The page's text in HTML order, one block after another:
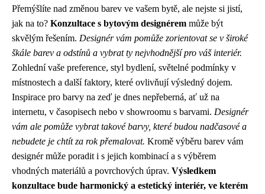
Přemýšlíte nad změnou barev ve vašem bytě, ale nejste si jistí,
jak na to? Konzultace s bytovým designérem může být
skvělým řešením. Designér vám pomůže zorientovat se v široké
škále barev a odstínů a vybrat ty nejvhodnější pro váš interiér.
Zohlední vaše preference, styl bydlení, světelné podmínky v
místnostech a další faktory, které ovlivňují výsledný dojem.
Inspirace pro barvy na zeď je dnes nepřeberná, ať už na
internetu, v časopisech nebo v showroomu s barvami. Designér
vám ale pomůže vybrat takové barvy, které budou nadčasové a
nebudete je chtít za rok přemalovat. Kromě výběru barev vám
designér může poradit i s jejich kombinací a s výběrem
vhodných materiálů a povrchových úprav. Výsledkem
konzultace bude harmonický a estetický interiér, ve kterém